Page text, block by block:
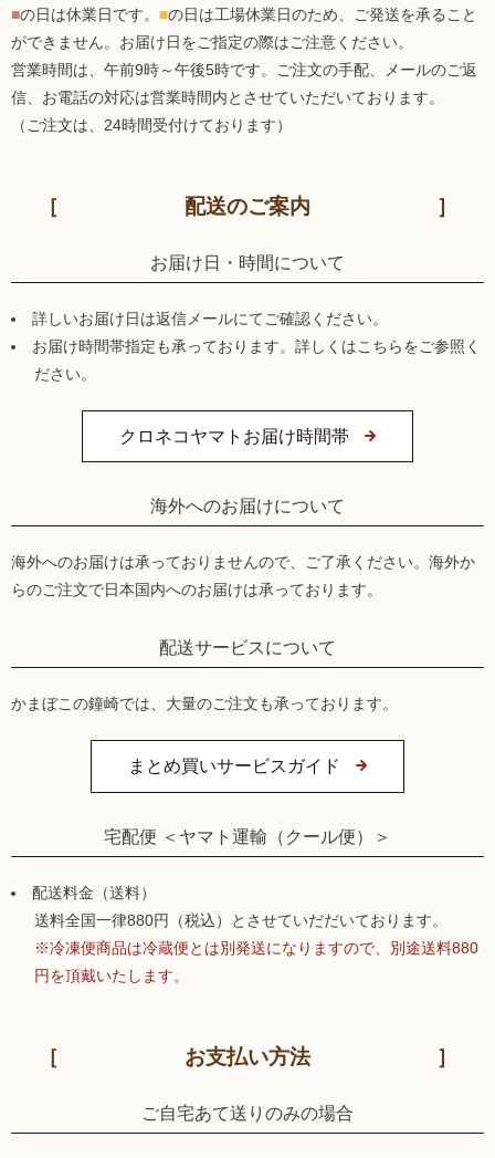
■の日は休業日です。 ■の日は工場休業日のため、ご発送を承ること
ができません。お届け日をご指定の際はご注意ください。
営業時間は、午前9時～午後5時です。ご注文の手配、メールのご返
信、お電話の対応は営業時間内とさせていただいております。
（ご注文は、24時間受付けております）
配送のご案内
お届け日・時間について
詳しいお届け日は返信メールにてご確認ください。
お届け時間帯指定も承っております。詳しくはこちらをご参照く
ださい。
クロネコヤマトお届け時間帯
海外へのお届けについて
海外へのお届けは承っておりませんので、ご了承ください。海外か
らのご注文で日本国内へのお届けは承っております。
配送サービスについて
かまぼこの鐘崎では、大量のご注文も承っております。
まとめ買いサービスガイド
宅配便 ＜ヤマト運輸（クール便）＞
配送料金（送料）
送料全国一律880円（税込）とさせていだだいております。
※冷凍便商品は冷蔵便とは別発送になりますので、別途送料880
円を頂戴いたします。
お支払い方法
ご自宅あて送りのみの場合